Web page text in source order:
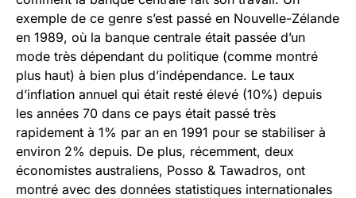
exemple de ce genre s’est passé en Nouvelle-Zélande
en 1989, où la banque centrale était passée d’un
mode très dépendant du politique (comme montré
plus haut) à bien plus d’indépendance. Le taux
d’inflation annuel qui était resté élevé (10%) depuis
les années 70 dans ce pays était passé très
rapidement à 1% par an en 1991 pour se stabiliser à
environ 2% depuis. De plus, récemment, deux
économistes australiens, Posso & Tawadros, ont
montré avec des données statistiques internationales